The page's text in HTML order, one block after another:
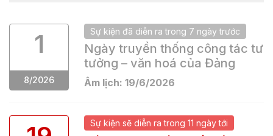
1
8/2026
Sự kiện đã diễn ra trong 7 ngày trước
Ngày truyền thống công tác tư
tưởng – văn hoá của Đảng
Âm lịch: 19/6/2026
Sự kiện sẽ diễn ra trong 11 ngày tới